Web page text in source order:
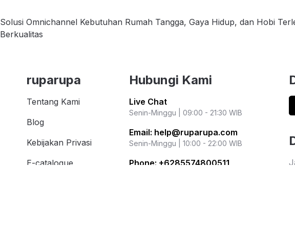
Solusi Omnichannel Kebutuhan Rumah Tangga, Gaya Hidup, dan Hobi
Berkualitas
ruparupa
Tentang Kami
Blog
Kebijakan Privasi
E-catalogue
Hubungi Kami
Live Chat
Senin-Minggu | 09:00 - 21:30 WIB
Email: help@ruparupa.com
Senin-Minggu | 10:00 - 22:00 WIB
Phone: +6285574800511